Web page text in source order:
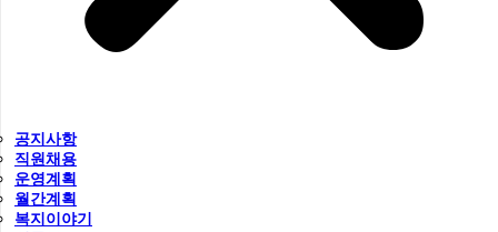
공지사항
직원채용
운영계획
월간계획
복지이야기